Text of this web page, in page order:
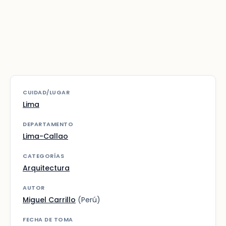
CUIDAD/LUGAR
Lima
DEPARTAMENTO
Lima-Callao
CATEGORÍAS
Arquitectura
AUTOR
Miguel Carrillo (Perú)
FECHA DE TOMA